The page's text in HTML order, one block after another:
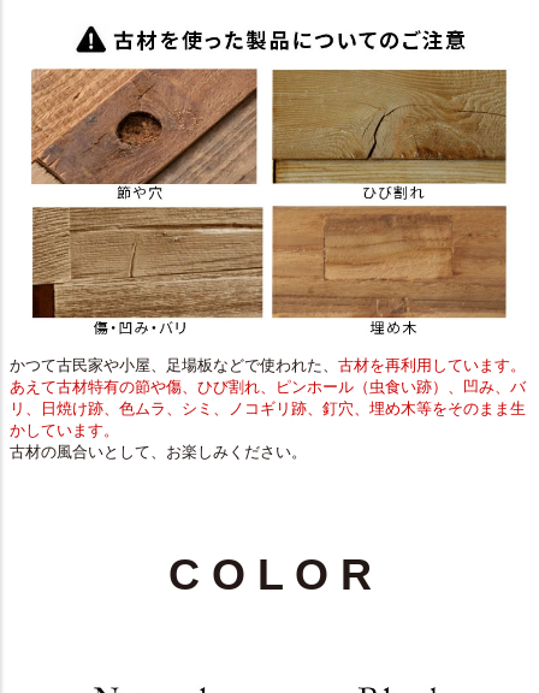
かつて古民家や小屋、足場板などで使われた、 古材を再利用しています。
あえて古材特有の節や傷、ひび割れ、ピンホール（虫食い跡）、凹み、バ
リ、日焼け跡、色ムラ、シミ、ノコギリ跡、釘穴、埋め木等をそのまま生
かしています。
古材の風合いとして、お楽しみください。
C O L O R